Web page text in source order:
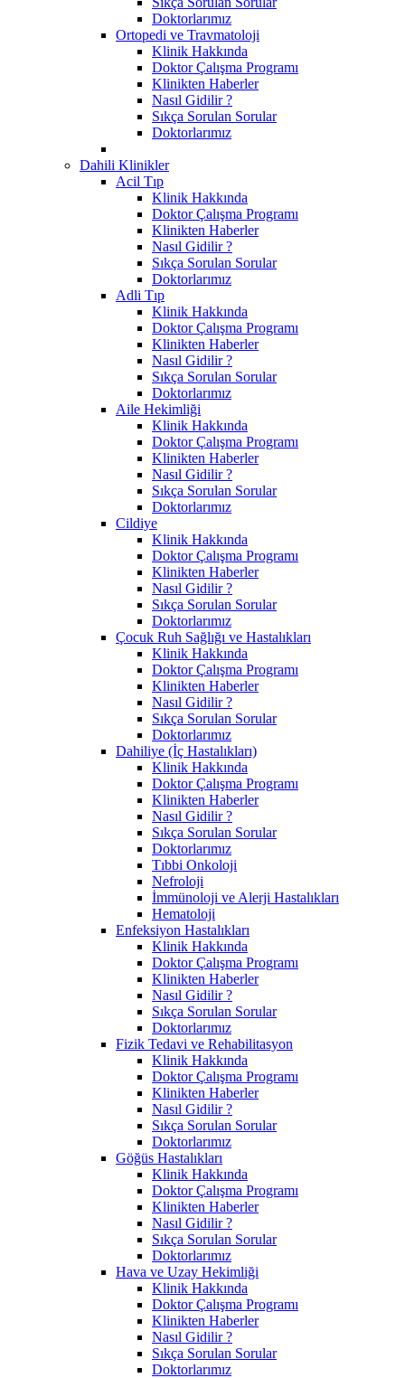
Doktorlarımız
Ortopedi ve Travmatoloji
Klinik Hakkında
Doktor Çalışma Programı
Klinikten Haberler
Nasıl Gidilir ?
Sıkça Sorulan Sorular
Doktorlarımız
Dahili Klinikler
Acil Tıp
Klinik Hakkında
Doktor Çalışma Programı
Klinikten Haberler
Nasıl Gidilir ?
Sıkça Sorulan Sorular
Doktorlarımız
Adli Tıp
Klinik Hakkında
Doktor Çalışma Programı
Klinikten Haberler
Nasıl Gidilir ?
Sıkça Sorulan Sorular
Doktorlarımız
Aile Hekimliği
Klinik Hakkında
Doktor Çalışma Programı
Klinikten Haberler
Nasıl Gidilir ?
Sıkça Sorulan Sorular
Doktorlarımız
Cildiye
Klinik Hakkında
Doktor Çalışma Programı
Klinikten Haberler
Nasıl Gidilir ?
Sıkça Sorulan Sorular
Doktorlarımız
Çocuk Ruh Sağlığı ve Hastalıkları
Klinik Hakkında
Doktor Çalışma Programı
Klinikten Haberler
Nasıl Gidilir ?
Sıkça Sorulan Sorular
Doktorlarımız
Dahiliye (İç Hastalıkları)
Klinik Hakkında
Doktor Çalışma Programı
Klinikten Haberler
Nasıl Gidilir ?
Sıkça Sorulan Sorular
Doktorlarımız
Tıbbi Onkoloji
Nefroloji
İmmünoloji ve Alerji Hastalıkları
Hematoloji
Enfeksiyon Hastalıkları
Klinik Hakkında
Doktor Çalışma Programı
Klinikten Haberler
Nasıl Gidilir ?
Sıkça Sorulan Sorular
Doktorlarımız
Fizik Tedavi ve Rehabilitasyon
Klinik Hakkında
Doktor Çalışma Programı
Klinikten Haberler
Nasıl Gidilir ?
Sıkça Sorulan Sorular
Doktorlarımız
Göğüs Hastalıkları
Klinik Hakkında
Doktor Çalışma Programı
Klinikten Haberler
Nasıl Gidilir ?
Sıkça Sorulan Sorular
Doktorlarımız
Hava ve Uzay Hekimliği
Klinik Hakkında
Doktor Çalışma Programı
Klinikten Haberler
Nasıl Gidilir ?
Sıkça Sorulan Sorular
Doktorlarımız